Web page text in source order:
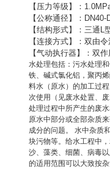
【压力等级】：
【公称通径】： DN40-
【结构形式】：三通 L
【连接方式】：双由
【气动执行器】：双
水处理包括：污水处理
铁、碱式氯化铝，聚丙
料水（原水）的加工过
次使用（见废水处置、
处理过程中所产生的废
原水中部分或全部杂质
成分的问题。 水中杂质
块污物等。给水工程中
沙、藻类、细菌、病毒
的适用范围可以大致按